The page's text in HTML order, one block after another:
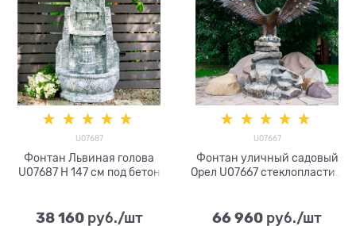
U07687
Фонтан Львиная голова
U07687 H 147 см под бетон
38 160 руб./шт
U07667
Фонтан уличный садовый
Орел U07667 стеклопластик,
66 960 руб./шт